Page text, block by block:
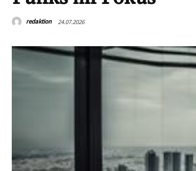
redaktion 24.07.2026